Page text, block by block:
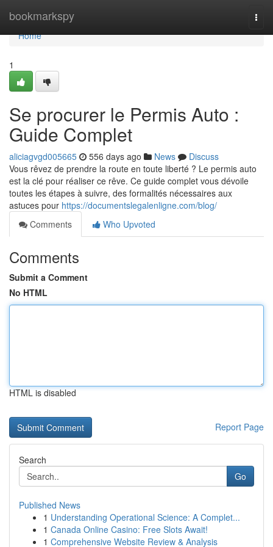
bookmarkspy
Home
Home
1
Se procurer le Permis Auto :
Guide Complet
aliciagvgd005665 556 days ago News
Discuss
Vous rêvez de prendre la route en toute liberté ? Le permis auto
est la clé pour réaliser ce rêve. Ce guide complet vous dévoile
toutes les étapes à suivre, des formalités nécessaires aux
astuces pour https://documentslegalenligne.com/blog/
Comments
Who Upvoted
Comments
Submit a Comment
No HTML
HTML is disabled
Report Page
Search
Go
Published News
1 Understanding Operational Science: A Complet...
1 Canada Online Casino: Free Slots Await!
1 Comprehensive Website Review & Analysis